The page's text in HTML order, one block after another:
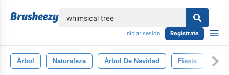
Iniciar sesión Regístrate
Árbol Naturaleza Árbol De Navidad Fiesta